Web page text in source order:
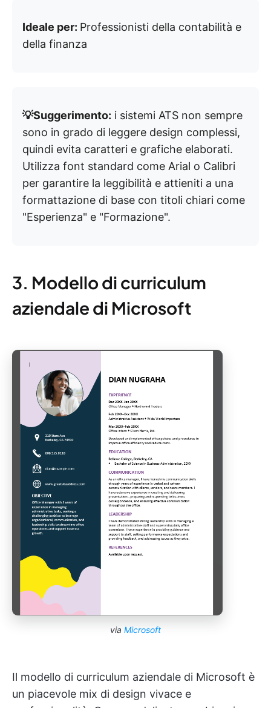
Ideale per: Professionisti della contabilità e
della finanza
💡Suggerimento: i sistemi ATS non sempre
sono in grado di leggere design complessi,
quindi evita caratteri e grafiche elaborati.
Utilizza font standard come Arial o Calibri
per garantire la leggibilità e attieniti a una
formattazione di base con titoli chiari come
"Esperienza" e "Formazione".
3. Modello di curriculum
aziendale di Microsoft
via Microsoft
Il modello di curriculum aziendale di Microsoft è
un piacevole mix di design vivace e